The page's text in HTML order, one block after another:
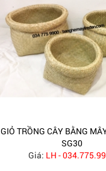
GIỎ TRỒNG CÂY BẰNG
SG30
Giá: LH -